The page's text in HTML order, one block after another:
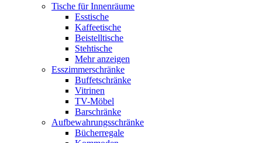
Tische für Innenräume
Esstische
Kaffeetische
Beistelltische
Stehtische
Mehr anzeigen
Esszimmerschränke
Buffetschränke
Vitrinen
TV-Möbel
Barschränke
Aufbewahrungsschränke
Bücherregale